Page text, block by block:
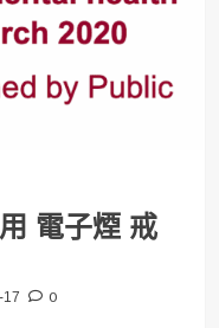
電子煙 戒
17 0